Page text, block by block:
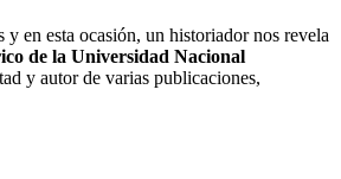
en esta ocasión, un historiador nos revela
de la Universidad Nacional
y autor de varias publicaciones,